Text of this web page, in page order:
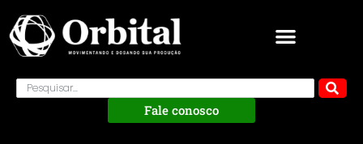
Fale conosco